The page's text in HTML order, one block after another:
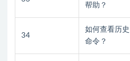
帮助？
34
如何查看历史
命令？